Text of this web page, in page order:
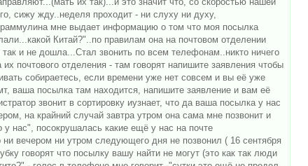
сижу жду..неделя проходит - ни слуху ни духу,
мне выдает информацию о том что моя посылка
Китай?"..по правилам она на почтовом отделении
и не дошла...Стал звонить по всем телефонам..никто ничего
почтового отделения - там говорят напишите заявления чтобы
собираетесь, если времени уже нет совсем и вы её уже
ваша посылка там находится, напишите заявление и вам её
звонит в сортировку иузнает, что да ваша посылка у нас
на крайний случай завтра утром она сама мне позвонит и
у нас", посокрушалась какие ещё у нас на почте
вечером ни утром следующего дня не позвонил ( 16 сентября
говорят что посылку вашу найти не могут (это как так люди